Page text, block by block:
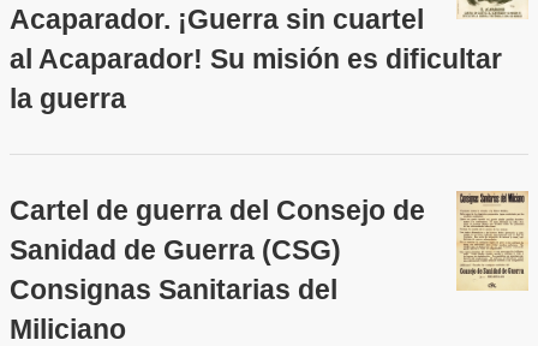
Acaparador. ¡Guerra sin cuartel
al Acaparador! Su misión es dificultar
la guerra
Cartel de guerra del Consejo de
Sanidad de Guerra (CSG)
Consignas Sanitarias del
Miliciano